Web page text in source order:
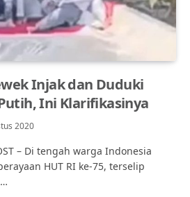
Injak dan Duduki
Ini Klarifikasinya
2020
– Di tengah warga Indonesia
HUT RI ke-75, terselip